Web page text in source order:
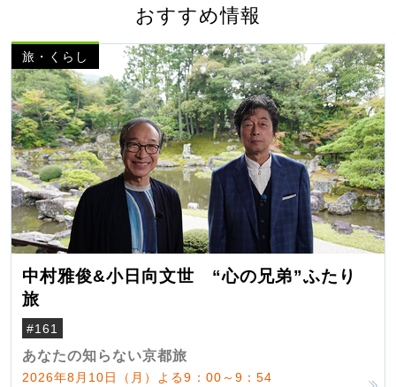
おすすめ情報
旅・くらし
中村雅俊&小日向文世 “心の兄弟”ふたり
旅
#161
あなたの知らない京都旅
2026年8月10日（月）よる9：00～9：54